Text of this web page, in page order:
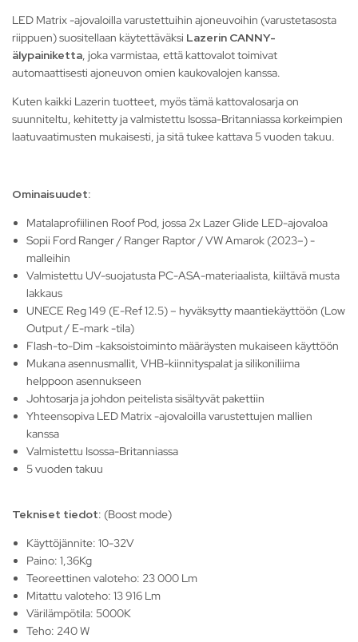
LED Matrix -ajovaloilla varustettuihin ajoneuvoihin (varustetasosta
riippuen) suositellaan käytettäväksi Lazerin CANNY-
älypainiketta, joka varmistaa, että kattovalot toimivat
automaattisesti ajoneuvon omien kaukovalojen kanssa.
Kuten kaikki Lazerin tuotteet, myös tämä kattovalosarja on
suunniteltu, kehitetty ja valmistettu Isossa-Britanniassa korkeimpien
laatuvaatimusten mukaisesti, ja sitä tukee kattava 5 vuoden takuu.
Ominaisuudet:
Matalaprofiilinen Roof Pod, jossa 2x Lazer Glide LED-ajovaloa
Sopii Ford Ranger / Ranger Raptor / VW Amarok (2023–) -
malleihin
Valmistettu UV-suojatusta PC-ASA-materiaalista, kiiltävä musta
lakkaus
UNECE Reg 149 (E-Ref 12.5) – hyväksytty maantiekäyttöön (Low
Output / E-mark -tila)
Flash-to-Dim -kaksoistoiminto määräysten mukaiseen käyttöön
Mukana asennusmallit, VHB-kiinnityspalat ja silikoniliima
helppoon asennukseen
Johtosarja ja johdon peitelista sisältyvät pakettiin
Yhteensopiva LED Matrix -ajovaloilla varustettujen mallien
kanssa
Valmistettu Isossa-Britanniassa
5 vuoden takuu
Tekniset tiedot: (Boost mode)
Käyttöjännite: 10-32V
Paino: 1,36Kg
Teoreettinen valoteho: 23 000 Lm
Mitattu valoteho: 13 916 Lm
Värilämpötila: 5000K
Teho: 240 W